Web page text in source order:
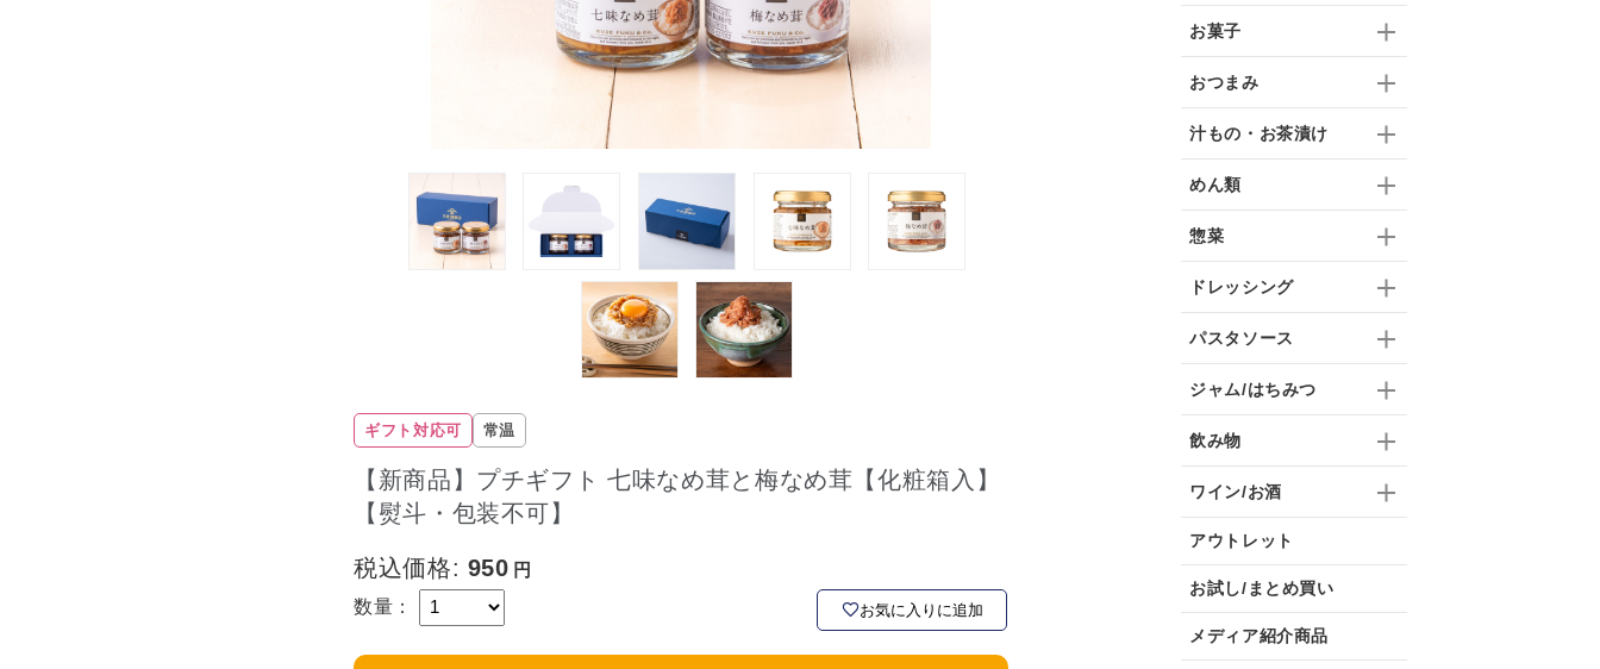
ギフト対応可 常温
【新商品】プチギフト 七味なめ茸と梅なめ茸【化粧箱入】
【熨斗・包装不可】
税込価格: 950
数量： お気に入りに追加
お菓子
おつまみ
汁もの・お茶漬け
めん類
惣菜
ドレッシング
パスタソース
ジャム/はちみつ
飲み物
ワイン/お酒
アウトレット
お試し/まとめ買い
メディア紹介商品